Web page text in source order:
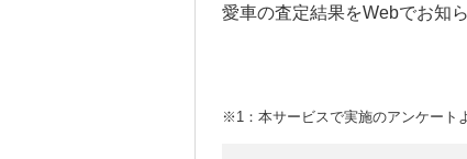
愛車の査定結果をWebでお知ら
※1：本サービスで実施のアンケート